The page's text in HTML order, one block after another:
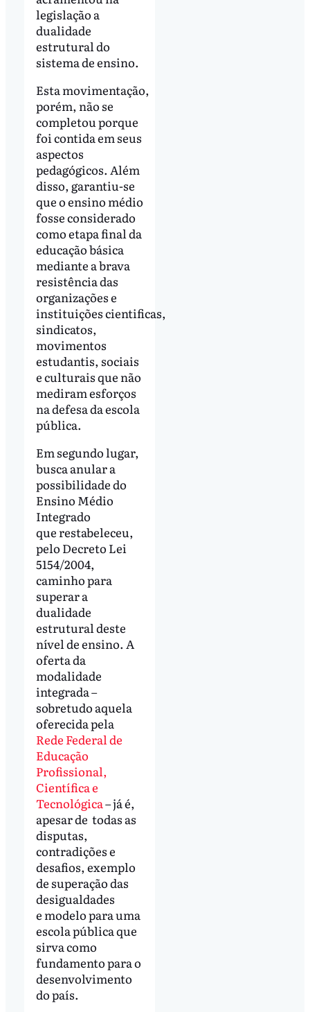
legislação a
dualidade
estrutural do
sistema de ensino.
Esta movimentação,
porém, não se
completou porque
foi contida em seus
aspectos
pedagógicos. Além
disso, garantiu-se
que o ensino médio
fosse considerado
como etapa final da
educação básica
mediante a brava
resistência das
organizações e
instituições cientificas,
sindicatos,
movimentos
estudantis, sociais
e culturais que não
mediram esforços
na defesa da escola
pública.
Em segundo lugar,
busca anular a
possibilidade do
Ensino Médio
Integrado
que restabeleceu,
pelo Decreto Lei
5154/2004,
caminho para
superar a
dualidade
estrutural deste
nível de ensino. A
oferta da
modalidade
integrada –
sobretudo aquela
oferecida pela
Rede Federal de
Educação
Profissional,
Científica e
Tecnológica– já é,
apesar de todas as
disputas,
contradições e
desafios, exemplo
de superação das
desigualdades
e modelo para uma
escola pública que
sirva como
fundamento para o
desenvolvimento
do país.